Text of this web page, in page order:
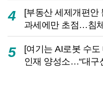
4
[부동산 세제개편안
과세에만 초점…침
5
[여기는 AI로봇 수
인재 양성소…“대구